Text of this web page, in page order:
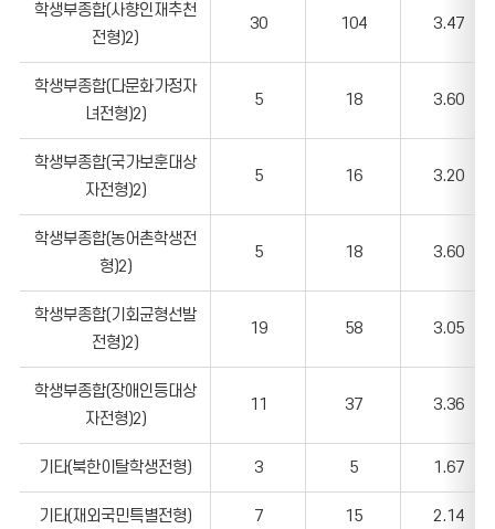
학생부종합(사향인재추천
전형)2)
30 104 3.47
학생부종합(다문화가정자
녀전형)2)
5 18 3.60
학생부종합(국가보훈대상
자전형)2)
5 16 3.20
학생부종합(농어촌학생전
형)2)
5 18 3.60
학생부종합(기회균형선발
전형)2)
19 58 3.05
학생부종합(장애인등대상
자전형)2)
11 37 3.36
기타(북한이탈학생전형) 3 5 1.67
기타(재외국민특별전형) 7 15 2.14